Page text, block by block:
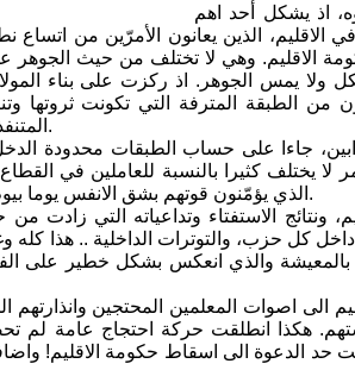
اذ يشكل أحد اهم
الذين يعانون الأمرّين من اتساع
الاقليم. وهي لا تختلف من حيث الجوهر
ولا يمس الجوهر. اذ ركزت على بناء
من الطبقة المترفة التي تكونت ثروتها
المتنفذين وارتباطها بالسلطة.
جاءا على حساب الطبقات محدودة
يختلف كثيرا بالنسبة للعاملين في
الذي يؤمّنون قوتهم بشق الانفس يوما بيوم، فوضعهم أسوأ بكثير.
الاستفتاء وتداعياته التي زادت من
داخل كل حزب، والتوترات الداخلية .. هذا
بالمعيشة والذي انعكس بشكل خطير على
اصوات المعلمين المحتجين وانذارتهم
هكذا انطلقت حركة احتجاج عامة لم
الدعوة الى اسقاط حكومة الاقليم!